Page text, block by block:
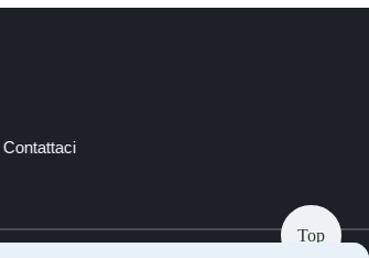
Contattaci
Top